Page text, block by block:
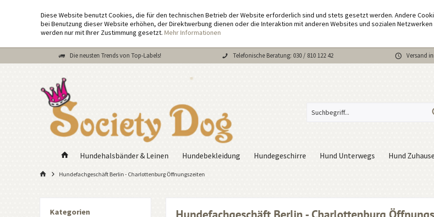
Diese Website benutzt Cookies, die für den technischen Betrieb der Website erforderlich sind und stets gesetzt werden. Andere
bei Benutzung dieser Website erhöhen, der Direktwerbung dienen oder die Interaktion mit anderen Websites und sozialen
werden nur mit Ihrer Zustimmung gesetzt. Mehr Informationen
Die neusten Trends von Top-Labels! Telefonische Beratung: 030 / 810 122 42 Versand
Hundehalsbänder & Leinen Hundebekleidung Hundegeschirre Hund Unterwegs Hund
Hundefachgeschäft Berlin - Charlottenburg Öffnungszeiten
Kategorien